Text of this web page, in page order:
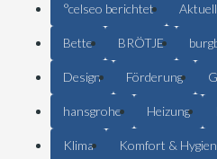
°celseo berichtet
Bette BRÖTJE
Design Förderung
hansgrohe Heizung
Klima Komfort &